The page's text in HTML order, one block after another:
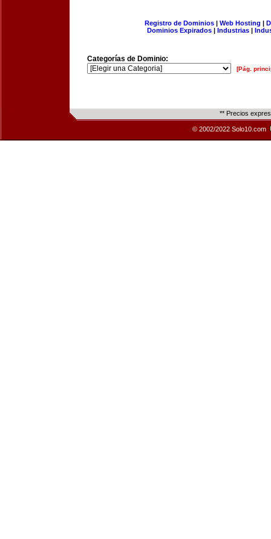
Registro de Dominios| Web Hosting |
Dominios Expirados | Industrias |
Categorías de Dominio:
[Pág.
** Precios
© 2002/2022 Solo10.com